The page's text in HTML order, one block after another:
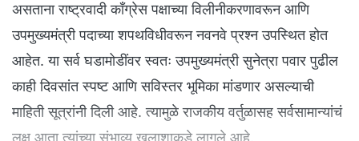
असताना राष्ट्रवादी काँग्रेस पक्षाच्या विलीनीकरणावरून आणि
उपमुख्यमंत्री पदाच्या शपथविधीवरून नवनवे प्रश्न उपस्थित होत
आहेत. या सर्व घडामोडींवर स्वतः उपमुख्यमंत्री सुनेत्रा पवार पुढील
काही दिवसांत स्पष्ट आणि सविस्तर भूमिका मांडणार असल्याची
माहिती सूत्रांनी दिली आहे. त्यामुळे राजकीय वर्तुळासह सर्वसामान्यांचं
लक्ष आता त्यांच्या संभाव्य खुलाशाकडे लागले आहे.